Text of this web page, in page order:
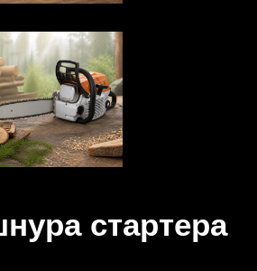
стартера